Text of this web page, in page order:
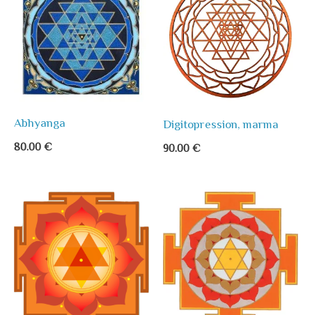
Abhyanga
80.00€
Digitopression, marma
90.00€